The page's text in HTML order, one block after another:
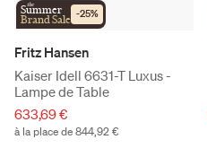
the
Summer
Brand Sale -25%
Fritz Hansen
Kaiser Idell 6631-T Luxus -
Lampe de Table
633,69 €
à la place de 844,92 €